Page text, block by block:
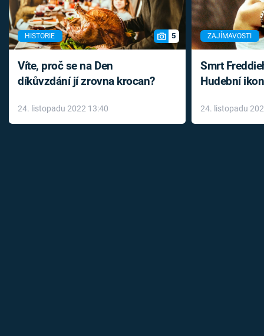
HISTORIE 5
Víte, proč se na Den
díkůvzdání jí zrovna krocan?
24. listopadu 2022 13:40
ZAJÍMAVOSTI
Smrt
Hudební
léky
24. listopadu